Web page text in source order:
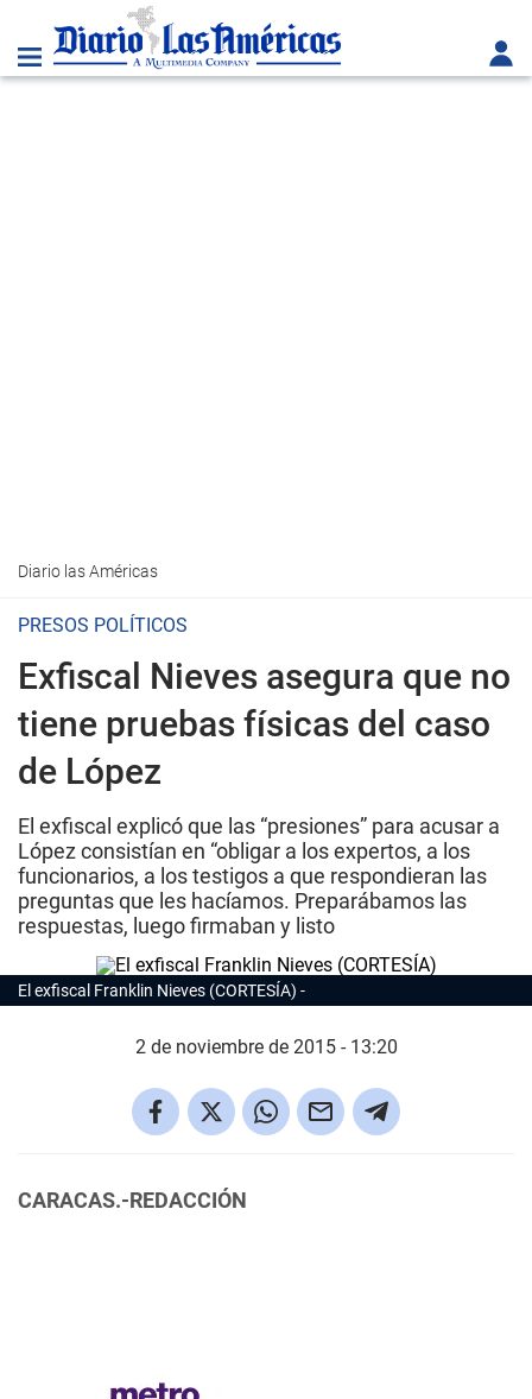
Diario las Américas
PRESOS POLÍTICOS
Exfiscal Nieves asegura que no
tiene pruebas físicas del caso
de López
El exfiscal explicó que las “presiones” para acusar a
López consistían en “obligar a los expertos, a los
funcionarios, a los testigos a que respondieran las
preguntas que les hacíamos. Preparábamos las
respuestas, luego firmaban y listo
El exfiscal Franklin Nieves (CORTESÍA)
2 de noviembre de 2015 - 13:20
CARACAS.-REDACCIÓN